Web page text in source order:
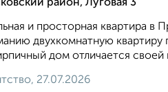
район, Луговая 3
и просторная квартира в
двухкомнатную
дом отличается
27.07.2026